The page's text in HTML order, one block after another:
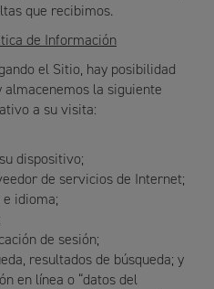
que recibimos.
de Información
el Sitio, hay posibilidad
la siguiente
a su visita:
dispositivo;
de servicios de Internet;
idioma;
de sesión;
resultados de búsqueda; y
en línea o “datos del